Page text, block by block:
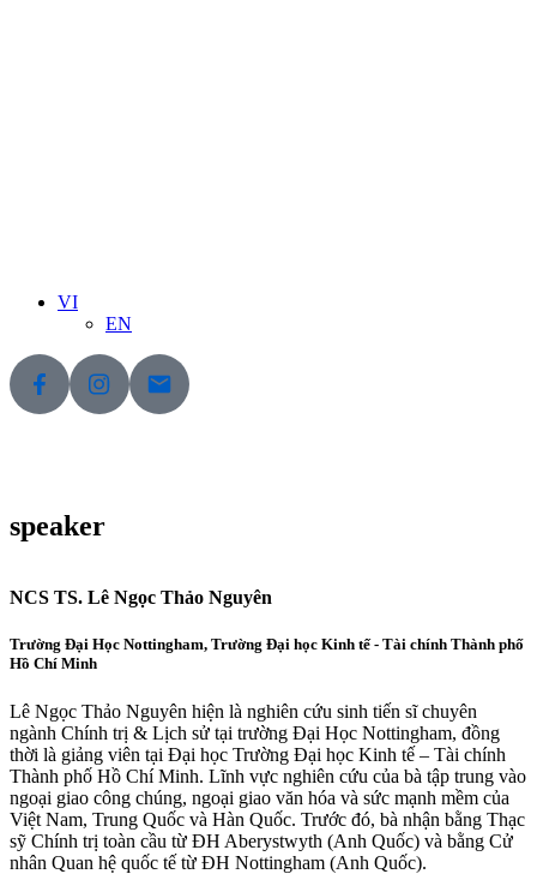
VI
EN
speaker
NCS TS. Lê Ngọc Thảo Nguyên
Trường Đại Học Nottingham, Trường Đại học Kinh tế - Tài chính Thành phố
Hồ Chí Minh
Lê Ngọc Thảo Nguyên hiện là nghiên cứu sinh tiến sĩ chuyên
ngành Chính trị & Lịch sử tại trường Đại Học Nottingham, đồng
thời là giảng viên tại Đại học Trường Đại học Kinh tế – Tài chính
Thành phố Hồ Chí Minh. Lĩnh vực nghiên cứu của bà tập trung vào
ngoại giao công chúng, ngoại giao văn hóa và sức mạnh mềm của
Việt Nam, Trung Quốc và Hàn Quốc. Trước đó, bà nhận bằng Thạc
sỹ Chính trị toàn cầu từ ĐH Aberystwyth (Anh Quốc) và bằng Cử
nhân Quan hệ quốc tế từ ĐH Nottingham (Anh Quốc).